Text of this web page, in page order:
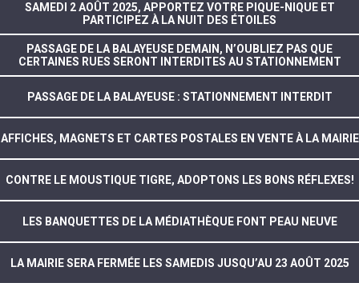
SAMEDI 2 AOÛT 2025, APPORTEZ VOTRE PIQUE-NIQUE ET
PARTICIPEZ À LA NUIT DES ÉTOILES
PASSAGE DE LA BALAYEUSE DEMAIN, N’OUBLIEZ PAS QUE
CERTAINES RUES SERONT INTERDITES AU STATIONNEMENT
PASSAGE DE LA BALAYEUSE : STATIONNEMENT INTERDIT
AFFICHES, MAGNETS ET CARTES POSTALES EN VENTE À LA MAIRIE
CONTRE LE MOUSTIQUE TIGRE, ADOPTONS LES BONS RÉFLEXES!
LES BANQUETTES DE LA MÉDIATHÈQUE FONT PEAU NEUVE
LA MAIRIE SERA FERMÉE LES SAMEDIS JUSQU’AU 23 AOÛT 2025